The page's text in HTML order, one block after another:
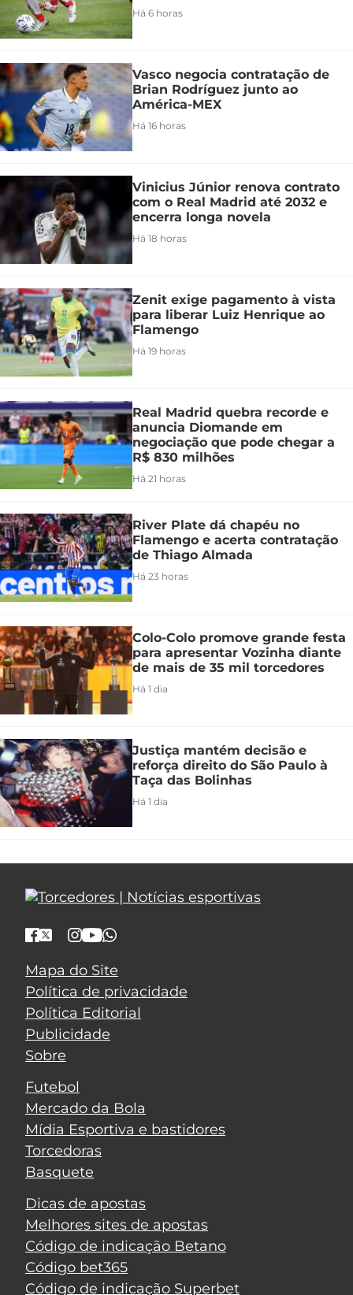
Há 6 horas
Vasco negocia contratação de
Brian Rodríguez junto ao
América-MEX
Há 16 horas
Vinicius Júnior renova contrato
com o Real Madrid até 2032 e
encerra longa novela
Há 18 horas
Zenit exige pagamento à vista
para liberar Luiz Henrique ao
Flamengo
Há 19 horas
Real Madrid quebra recorde e
anuncia Diomande em
negociação que pode chegar a
R$ 830 milhões
Há 21 horas
River Plate dá chapéu no
Flamengo e acerta contratação
de Thiago Almada
Há 23 horas
Colo-Colo promove grande festa
para apresentar Vozinha diante
de mais de 35 mil torcedores
Há 1 dia
Justiça mantém decisão e
reforça direito do São Paulo à
Taça das Bolinhas
Há 1 dia
Mapa do Site
Política de privacidade
Política Editorial
Publicidade
Sobre
Futebol
Mercado da Bola
Mídia Esportiva e bastidores
Torcedoras
Basquete
Dicas de apostas
Melhores sites de apostas
Código de indicação Betano
Código bet365
Código de indicação Superbet